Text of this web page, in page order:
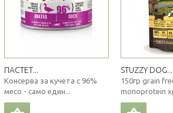
ПАСТЕТ...
Консерва за кучета с 96%
месо - само един...
STUZZY DOG...
150гр grain
monoprotein